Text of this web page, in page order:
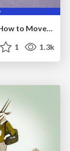
AI Search: Implications for SEO and How to Move Forward - #ShenzhenSEOConference
1 1.3k